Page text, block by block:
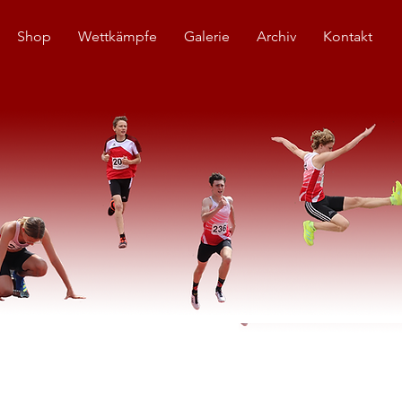
Shop Wettkämpfe Galerie Archiv Kontakt